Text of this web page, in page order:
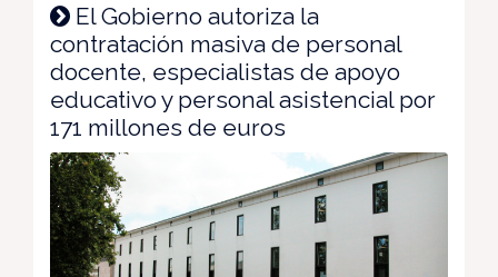
El Gobierno autoriza la
contratación masiva de personal
docente, especialistas de apoyo
educativo y personal asistencial por
171 millones de euros